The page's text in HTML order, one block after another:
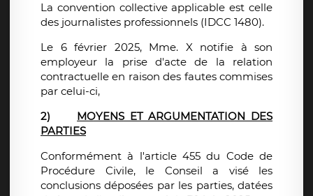
La convention collective applicable est celle
des journalistes professionnels (IDCC 1480).
Le 6 février 2025, Mme. X notifie à son
employeur la prise d'acte de la relation
contractuelle en raison des fautes commises
par celui-ci,
2)
MOYENS ET ARGUMENTATION DES
PARTIES
Conformément à l'article 455 du Code de
Procédure Civile, le Conseil a visé les
conclusions déposées par les parties, datées